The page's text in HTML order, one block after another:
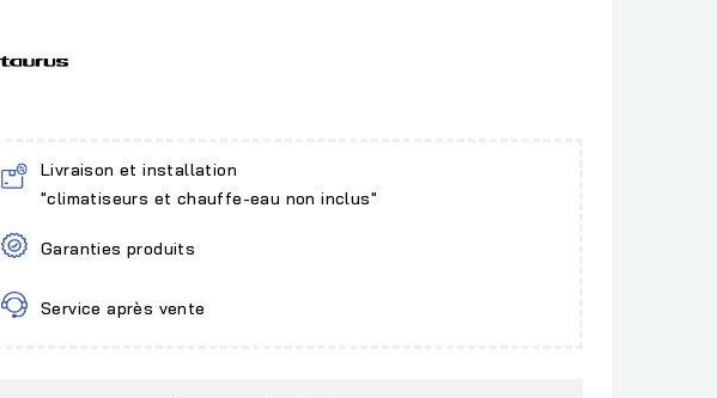
Livraison et installation
"climatiseurs et chauffe-eau non inclus"
Garanties produits
Service après vente